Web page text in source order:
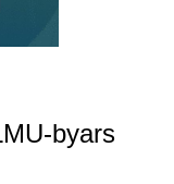
byars